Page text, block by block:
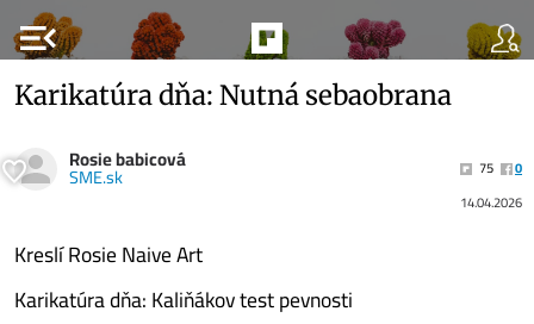
menu_open
Karikatúra dňa: Nutná sebaobrana
Rosie babicová
SME.sk 75
0
14.04.2026
Kreslí Rosie Naive Art
Karikatúra dňa: Kaliňákov test pevnosti